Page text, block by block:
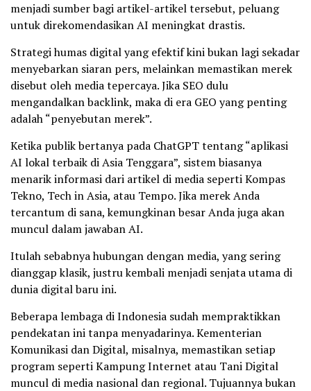
menjadi sumber bagi artikel-artikel tersebut, peluang
untuk direkomendasikan AI meningkat drastis.
Strategi humas digital yang efektif kini bukan lagi sekadar
menyebarkan siaran pers, melainkan memastikan merek
disebut oleh media tepercaya. Jika SEO dulu
mengandalkan backlink, maka di era GEO yang penting
adalah “penyebutan merek”.
Ketika publik bertanya pada ChatGPT tentang “aplikasi
AI lokal terbaik di Asia Tenggara”, sistem biasanya
menarik informasi dari artikel di media seperti Kompas
Tekno, Tech in Asia, atau Tempo. Jika merek Anda
tercantum di sana, kemungkinan besar Anda juga akan
muncul dalam jawaban AI.
Itulah sebabnya hubungan dengan media, yang sering
dianggap klasik, justru kembali menjadi senjata utama di
dunia digital baru ini.
Beberapa lembaga di Indonesia sudah mempraktikkan
pendekatan ini tanpa menyadarinya. Kementerian
Komunikasi dan Digital, misalnya, memastikan setiap
program seperti Kampung Internet atau Tani Digital
muncul di media nasional dan regional. Tujuannya bukan